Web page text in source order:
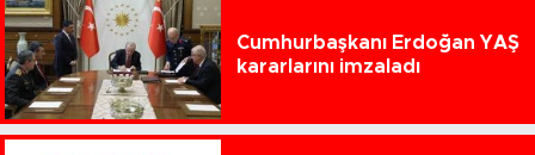
Cumhurbaşkanı Erdoğan YAŞ
kararlarını imzaladı